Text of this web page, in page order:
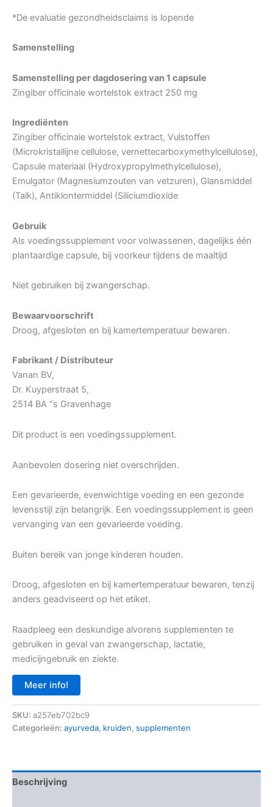
*De evaluatie gezondheidsclaims is lopende
Samenstelling
Samenstelling per dagdosering van 1 capsule
Zingiber officinale wortelstok extract 250 mg
Ingrediënten
Zingiber officinale wortelstok extract, Vulstoffen
(Microkristallijne cellulose, vernettecarboxymethylcellulose),
Capsule materiaal (Hydroxypropylmethylcellulose),
Emulgator (Magnesiumzouten van vetzuren), Glansmiddel
(Talk), Antiklontermiddel (Siliciumdioxide
Gebruik
Als voedingssupplement voor volwassenen, dagelijks één
plantaardige capsule, bij voorkeur tijdens de maaltijd
Niet gebruiken bij zwangerschap.
Bewaarvoorschrift
Droog, afgesloten en bij kamertemperatuur bewaren.
Fabrikant / Distributeur
Vanan BV,
Dr. Kuyperstraat 5,
2514 BA “s Gravenhage
Dit product is een voedingssupplement.
Aanbevolen dosering niet overschrijden.
Een gevarieerde, evenwichtige voeding en een gezonde
levensstijl zijn belangrijk. Een voedingssupplement is geen
vervanging van een gevarieerde voeding.
Buiten bereik van jonge kinderen houden.
Droog, afgesloten en bij kamertemperatuur bewaren, tenzij
anders geadviseerd op het etiket.
Raadpleeg een deskundige alvorens supplementen te
gebruiken in geval van zwangerschap, lactatie,
medicijngebruik en ziekte.
Meer info!
SKU: a257eb702bc9
Categorieën: ayurveda, kruiden, supplementen
Beschrijving